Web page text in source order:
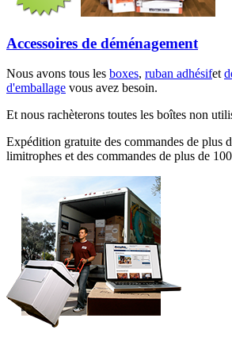
Accessoires de déménagement
Nous avons tous les boxes, ruban adhésifet
d'emballage vous avez besoin.
Et nous rachèterons toutes les boîtes non
Expédition gratuite des commandes de plus
limitrophes et des commandes de plus de